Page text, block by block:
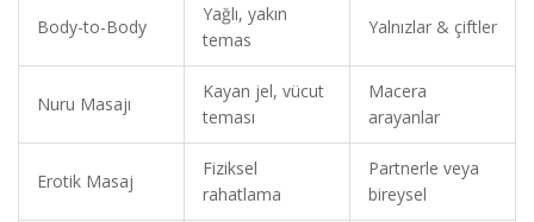
Body-to-Body
Yağlı, yakın
temas
Yalnızlar & çiftler
Nuru Masajı
Kayan jel, vücut
teması
Macera
arayanlar
Erotik Masaj
Fiziksel
rahatlama
Partnerle veya
bireysel